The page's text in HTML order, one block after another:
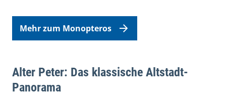
Mehr zum Monopteros
Alter Peter: Das klassische Altstadt-
Panorama